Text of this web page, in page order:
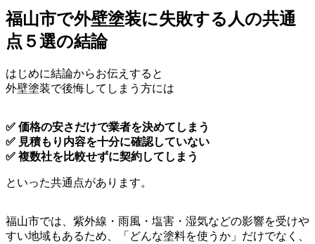
福山市で外壁塗装に失敗する人の共通
点５選の結論
はじめに結論からお伝えすると
外壁塗装で後悔してしまう方には
✅ 価格の安さだけで業者を決めてしまう
✅ 見積もり内容を十分に確認していない
✅ 複数社を比較せずに契約してしまう
といった共通点があります。
福山市では、紫外線・雨風・塩害・湿気などの影響を受けや
すい地域もあるため、「どんな塗料を使うか」だけでなく、